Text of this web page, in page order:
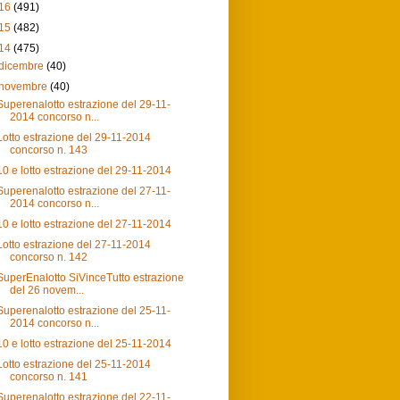
(491)
(482)
(475)
(40)
(40)
estrazione del 29-11-
2014 concorso n...
estrazione del 29-11-2014
concorso n. 143
e lotto estrazione del 29-11-2014
estrazione del 27-11-
2014 concorso n...
e lotto estrazione del 27-11-2014
estrazione del 27-11-2014
concorso n. 142
SiVinceTutto estrazione
del 26 novem...
estrazione del 25-11-
2014 concorso n...
e lotto estrazione del 25-11-2014
estrazione del 25-11-2014
concorso n. 141